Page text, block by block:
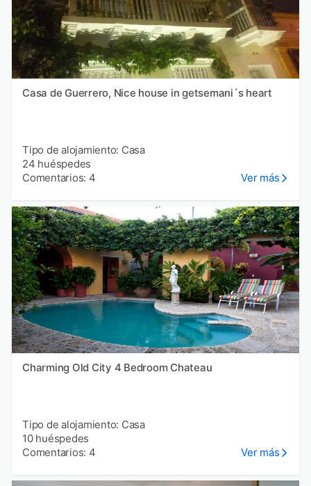
Casa de Guerrero, Nice house in getsemani´s heart
Tipo de alojamiento: Casa
24 huéspedes
Comentarios: 4
Ver más
Charming Old City 4 Bedroom Chateau
Tipo de alojamiento: Casa
10 huéspedes
Comentarios: 4
Ver más